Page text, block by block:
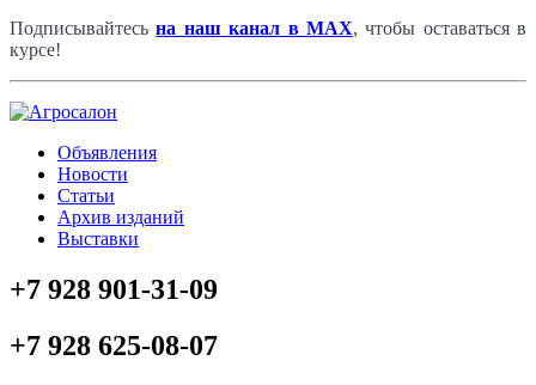
Подписывайтесьна наш канал в MAX, чтобы оставаться в
курсе!
Объявления
Новости
Статьи
Архив изданий
Выставки
+7 928 901-31-09
+7 928 625-08-07